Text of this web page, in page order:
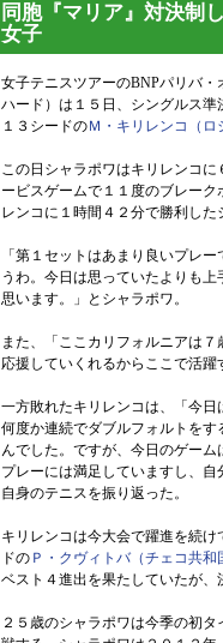
同胞『マリア』対決制
女子
女子テニスツアーのBNPパリバ・
ハード）は１５日、シングルス
１３シードのＭ・キリレンコ（ロ
この日シャラポワはキリレンコ
ービスゲームで１１度のブレー
レンコに１時間４２分で勝利した
「第１セットはあまり良いプレ
うわ。今日は思っていたよりも
思います。」とシャラポワ。
また、「ここカリフォルニアは
応援していくれるからここで活躍
一方敗れたキリレンコは、「今日
何度か連続でダブルフォルトを
んでした。ですが、今日のゲー
プレーには満足していますし、
自身のテニスを振り返った。
キリレンコは今大会で躍進を続
ドの Ｐ・クヴィトバ（チェコ共和
ベスト４進出を果たしていたが、
２５歳のシャラポワは今季の初